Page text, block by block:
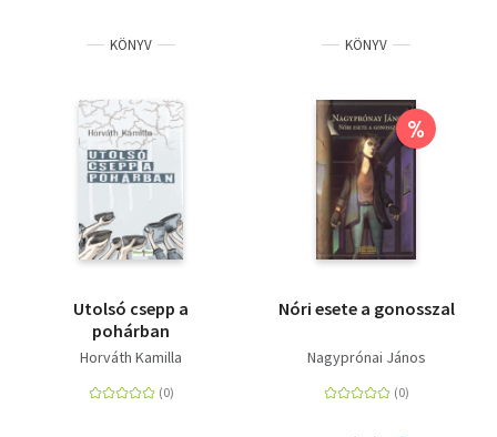
KÖNYV
Utolsó csepp a
pohárban
Horváth Kamilla
KÖNYV
%
Nóri esete a gonosszal
Nagyprónai János